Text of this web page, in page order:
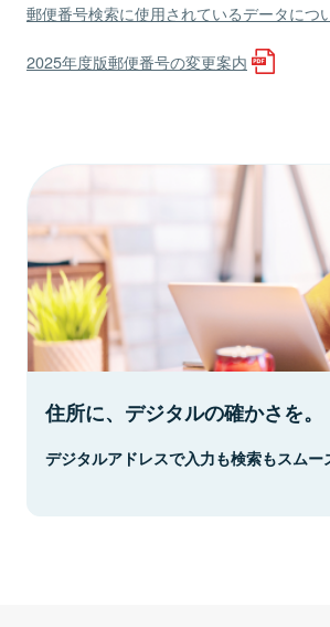
郵便番号検索に使用されているデータにつ
2025年度版郵便番号の変更案内
住所に、デジタルの確かさを。
デジタルアドレスで入力も検索もスムー